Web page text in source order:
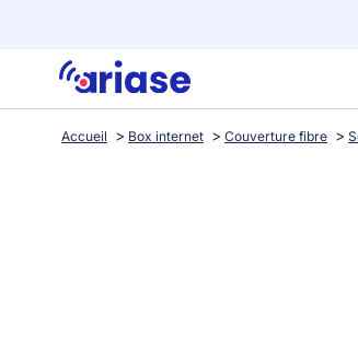
Accueil Box internet Couverture fibre